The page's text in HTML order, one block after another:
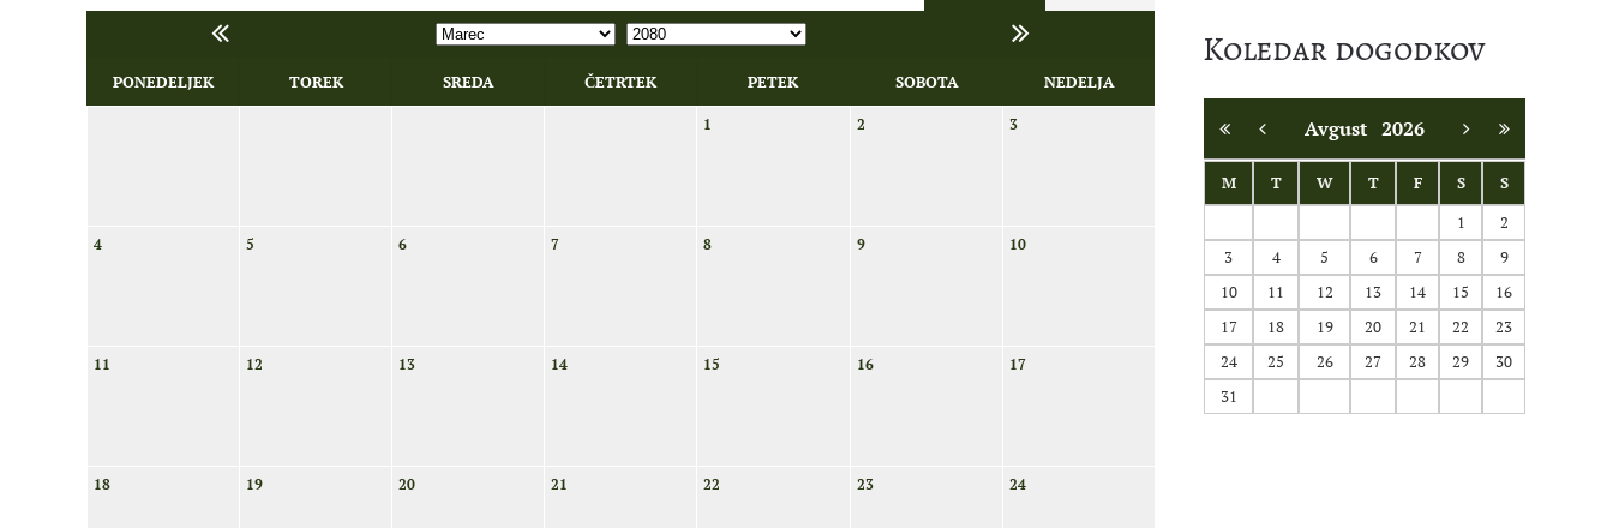
PONEDELJEK TOREK SREDA ČETRTEK PETEK SOBOTA NEDELJA
1 2 3
4 5 6 7 8 9 10
11 12 13 14 15 16 17
18 19 20 21 22 23 24
Koledar dogodkov
Avgust 2026
M T W T F S
S
1
2
3
4 5 6 7 8
9
10
11 12 13 14 15
16
17
18 19 20 21 22
23
24
25 26 27 28 29
30
31